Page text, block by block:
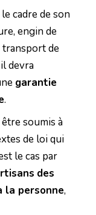
cadre de son
engin de
transport de
devra
garantie
.
soumis à
de loi qui
le cas par
des
la personne,